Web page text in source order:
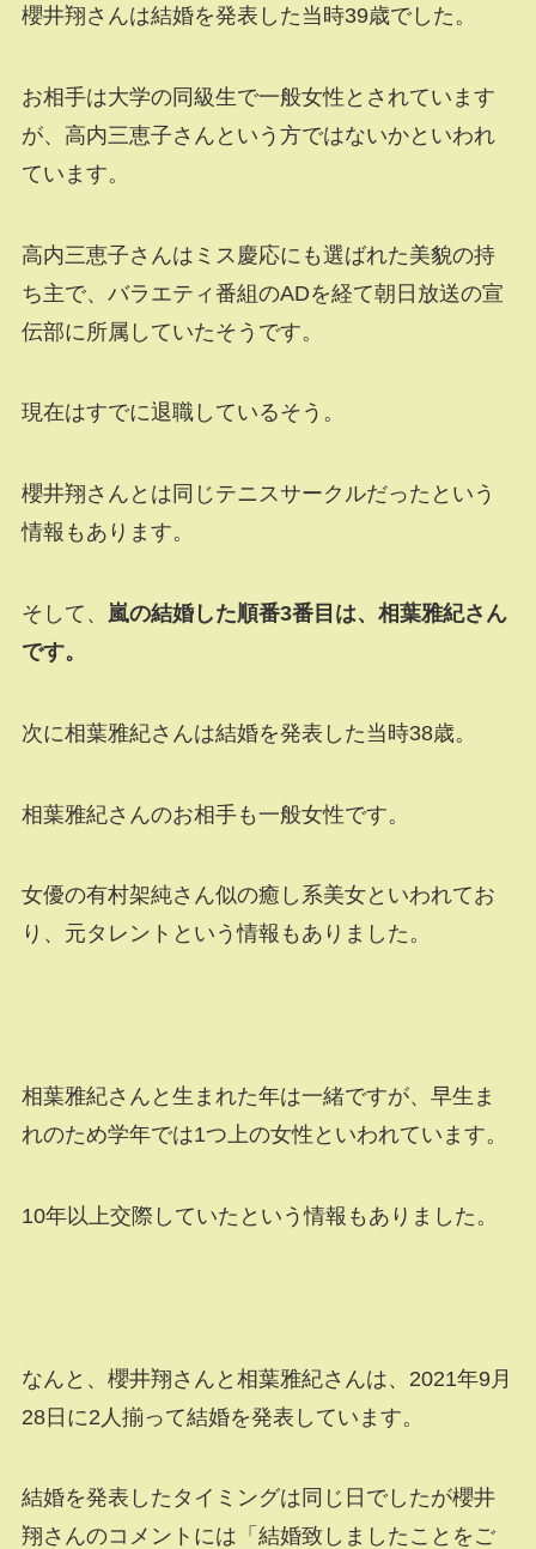
櫻井翔さんは結婚を発表した当時39歳でした。
お相手は大学の同級生で一般女性とされています
が、高内三恵子さんという方ではないかといわれ
ています。
高内三恵子さんはミス慶応にも選ばれた美貌の持
ち主で、バラエティ番組のADを経て朝日放送の宣
伝部に所属していたそうです。
現在はすでに退職しているそう。
櫻井翔さんとは同じテニスサークルだったという
情報もあります。
そして、 嵐の結婚した順番3番目は、相葉雅紀さん
です。
次に相葉雅紀さんは結婚を発表した当時38歳。
相葉雅紀さんのお相手も一般女性です。
女優の有村架純さん似の癒し系美女といわれてお
り、元タレントという情報もありました。
相葉雅紀さんと生まれた年は一緒ですが、早生ま
れのため学年では1つ上の女性といわれています。
10年以上交際していたという情報もありました。
なんと、櫻井翔さんと相葉雅紀さんは、2021年9月
28日に2人揃って結婚を発表しています。
結婚を発表したタイミングは同じ日でしたが櫻井
翔さんのコメントには「結婚致しましたことをご